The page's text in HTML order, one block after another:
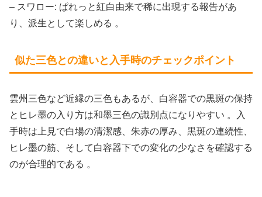
– スワロー: ぱれっと紅白由来で稀に出現する報告があ
り、派生として楽しめる 。
似た三色との違いと入手時のチェックポイント
雲州三色など近縁の三色もあるが、白容器での黒斑の保持
とヒレ墨の入り方は和墨三色の識別点になりやすい 。入
手時は上見で白場の清潔感、朱赤の厚み、黒斑の連続性、
ヒレ墨の筋、そして白容器下での変化の少なさを確認する
のが合理的である 。